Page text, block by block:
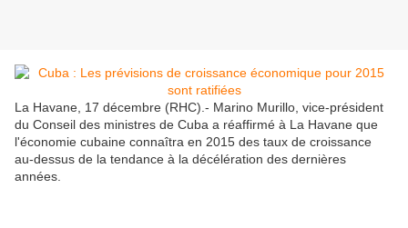
La Havane, 17 décembre (RHC).- Marino Murillo, vice-président
du Conseil des ministres de Cuba a réaffirmé à La Havane que
l'économie cubaine connaîtra en 2015 des taux de croissance
au-dessus de la tendance à la décélération des dernières
années.